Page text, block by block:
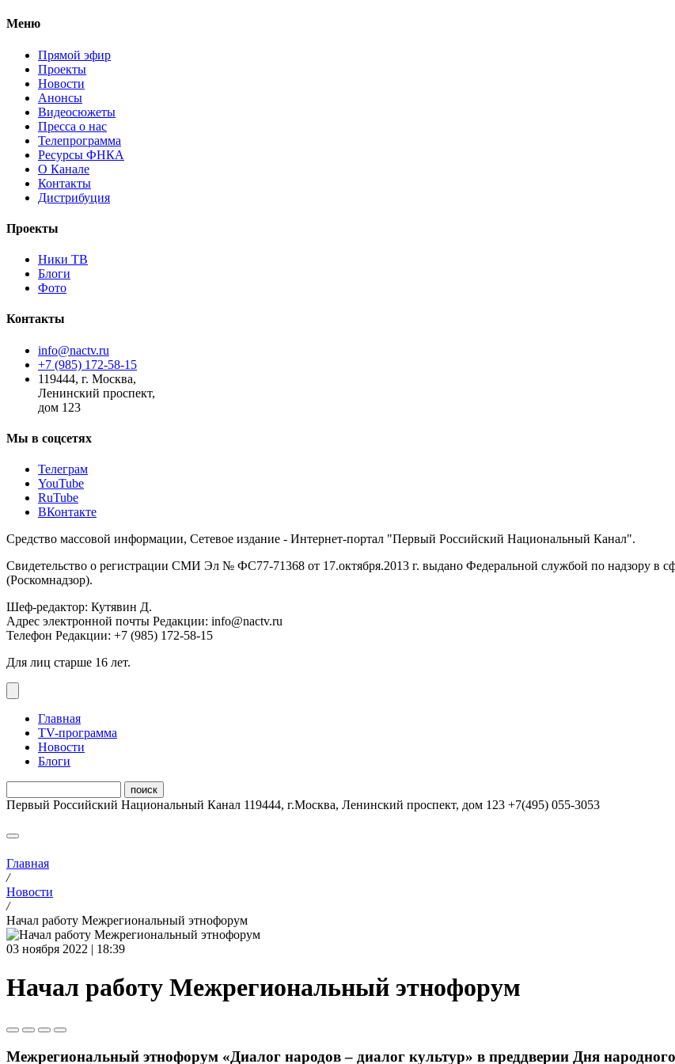
Меню
Прямой эфир
Проекты
Новости
Анонсы
Видеосюжеты
Пресса о нас
Телепрограмма
Ресурсы ФНКА
О Канале
Контакты
Дистрибуция
Проекты
Ники ТВ
Блоги
Фото
Контакты
info@nactv.ru
+7 (985) 172-58-15
119444, г. Москва,
Ленинский проспект,
дом 123
Мы в соцсетях
Телеграм
YouTube
RuTube
ВКонтакте
Средство массовой информации, Сетевое издание - Интернет-портал "Первый Российский Национальный Канал".
Свидетельство о регистрации СМИ Эл № ФС77-71368 от 17.октября.2013 г. выдано Федеральной службой по надзору в
(Роскомнадзор).
Шеф-редактор: Кутявин Д.
Адрес электронной почты Редакции: info@nactv.ru
Телефон Редакции: +7 (985) 172-58-15
Для лиц старше 16 лет.
Главная
ТV-программа
Новости
Блоги
Первый Российский Национальный Канал 119444, г.Москва, Ленинский проспект, дом 123 +7(495) 055-3053
Главная
/
Новости
/
Начал работу Межрегиональный этнофорум
03 ноября 2022 | 18:39
Начал работу Межрегиональный этнофорум
Межрегиональный этнофорум «Диалог народов – диалог культур» в преддверии Дня народного